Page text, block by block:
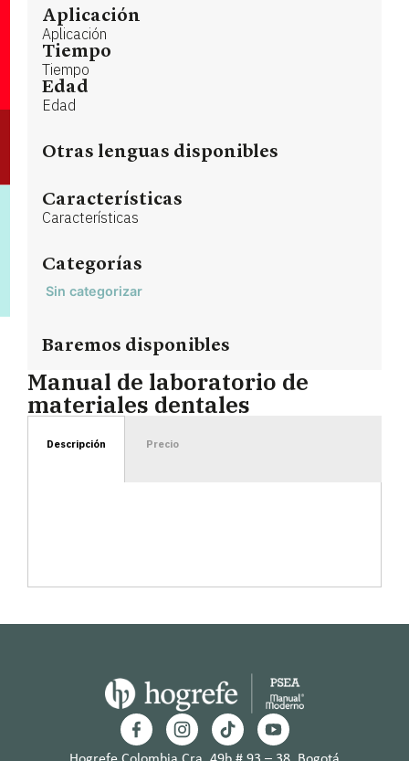
Aplicación
Aplicación
Tiempo
Tiempo
Edad
Edad
Otras lenguas disponibles
Características
Características
Categorías
Sin categorizar
Baremos disponibles
Manual de laboratorio de
materiales dentales
Descripción Precio